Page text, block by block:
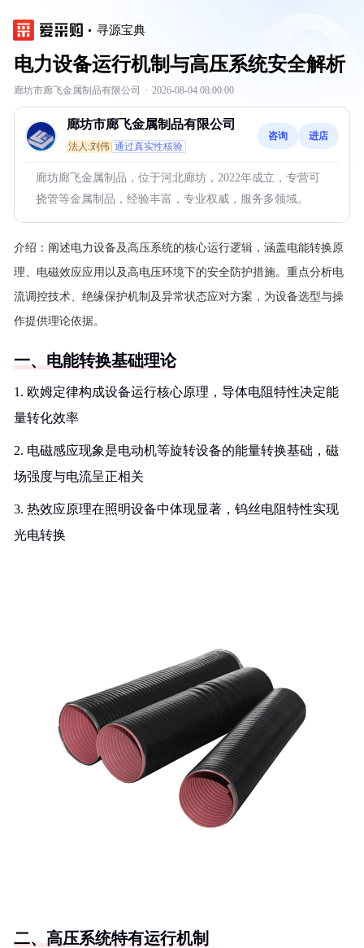
寻源宝典
电力设备运行机制与高压系统安全解析
廊坊市廊飞金属制品有限公司 · 2026-08-04 08:00:00
廊坊市廊飞金属制品有限公司
法人:刘伟 通过真实性核验
咨询 进店
廊坊廊飞金属制品，位于河北廊坊，2022年成立，专营可
挠管等金属制品，经验丰富，专业权威，服务多领域。
介绍： 阐述电力设备及高压系统的核心运行逻辑，涵盖电能转换原
理、电磁效应应用以及高电压环境下的安全防护措施。重点分析电
流调控技术、绝缘保护机制及异常状态应对方案，为设备选型与操
作提供理论依据。
一、电能转换基础理论
1. 欧姆定律构成设备运行核心原理，导体电阻特性决定能
量转化效率
2. 电磁感应现象是电动机等旋转设备的能量转换基础，磁
场强度与电流呈正相关
3. 热效应原理在照明设备中体现显著，钨丝电阻特性实现
光电转换
二、高压系统特有运行机制